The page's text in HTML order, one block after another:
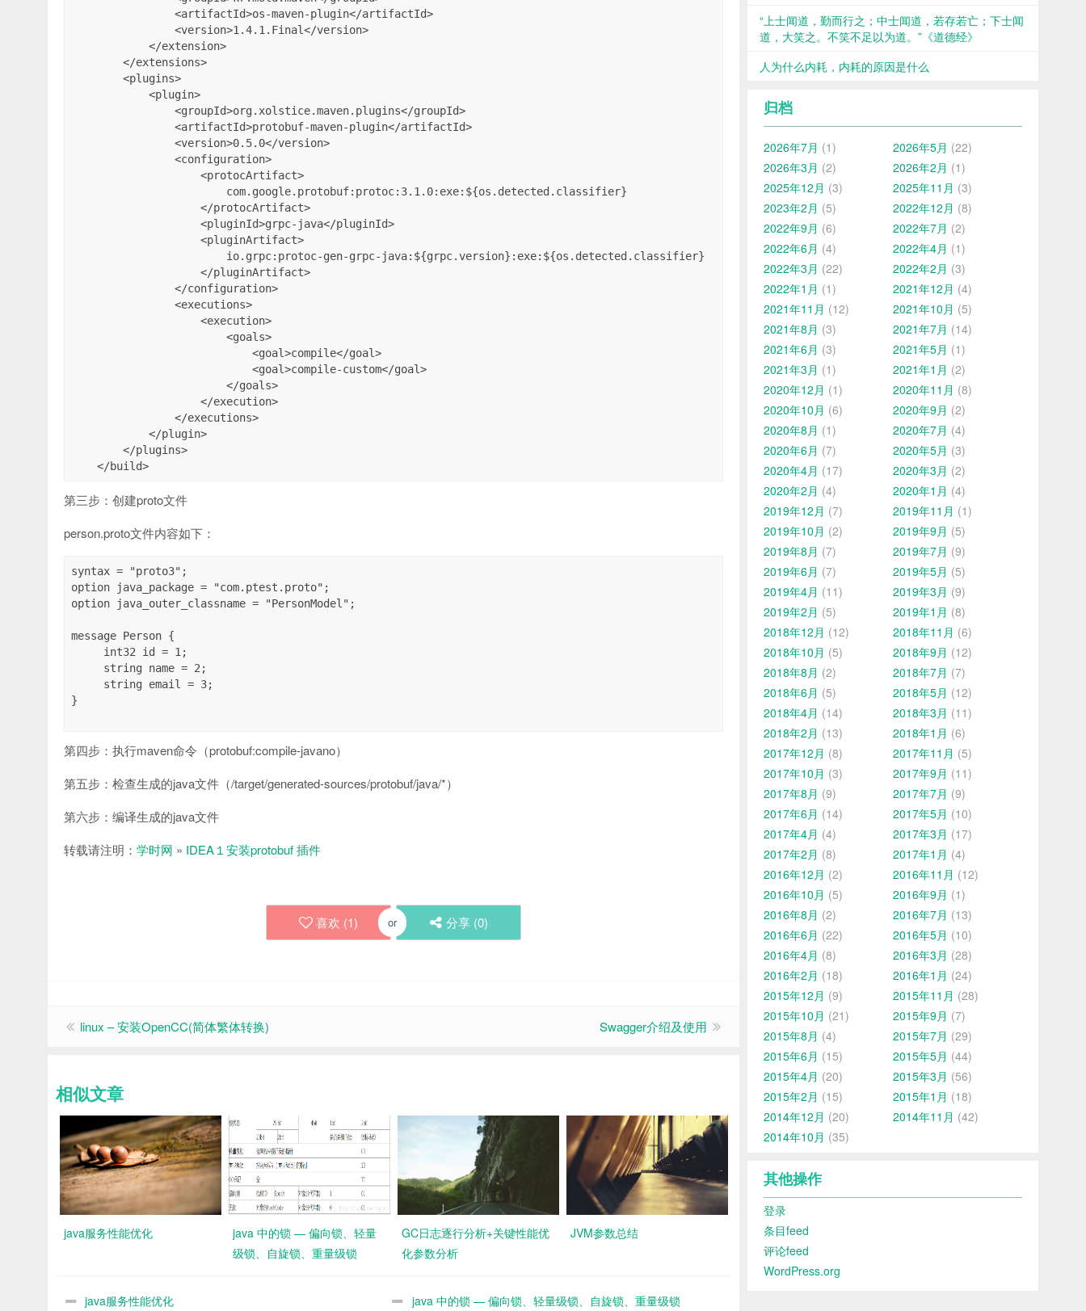
第三步：创建proto文件
person.proto文件内容如下：
syntax = "proto3";
option java_package = "com.ptest.proto";
option java_outer_classname = "PersonModel";
message Person {
}
第四步：执行maven命令（protobuf:compile-javano）
第五步：检查生成的java文件（/target/generated-sources/protobuf/java/*）
第六步：编译生成的java文件
转载请注明： 学时网 » IDEA１安装protobuf 插件
喜欢 (1) or 分享 (0)
linux – 安装OpenCC(简体繁体转换) Swagger介绍及使用
相似文章
java服务性能优化
java 中的锁 — 偏向锁、轻量
级锁、自旋锁、重量级锁
GC日志逐行分析+关键性能优
化参数分析
JVM参数总结
java服务性能优化 java 中的锁 — 偏向锁、轻量级锁、自旋锁、重量级锁
“上士闻道，勤而行之；中士闻道，若存若亡；下士闻
道，大笑之。不笑不足以为道。”《道德经》
人为什么内耗，内耗的原因是什么
归档
2026年7月 (1) 2026年5月 (22)
2026年3月 (2) 2026年2月 (1)
2025年12月 (3) 2025年11月 (3)
2023年2月 (5) 2022年12月 (8)
2022年9月 (6) 2022年7月 (2)
2022年6月 (4) 2022年4月 (1)
2022年3月 (22) 2022年2月 (3)
2022年1月 (1) 2021年12月 (4)
2021年11月 (12) 2021年10月 (5)
2021年8月 (3) 2021年7月 (14)
2021年6月 (3) 2021年5月 (1)
2021年3月 (1) 2021年1月 (2)
2020年12月 (1) 2020年11月 (8)
2020年10月 (6) 2020年9月 (2)
2020年8月 (1) 2020年7月 (4)
2020年6月 (7) 2020年5月 (3)
2020年4月 (17) 2020年3月 (2)
2020年2月 (4) 2020年1月 (4)
2019年12月 (7) 2019年11月 (1)
2019年10月 (2) 2019年9月 (5)
2019年8月 (7) 2019年7月 (9)
2019年6月 (7) 2019年5月 (5)
2019年4月 (11) 2019年3月 (9)
2019年2月 (5) 2019年1月 (8)
2018年12月 (12) 2018年11月 (6)
2018年10月 (5) 2018年9月 (12)
2018年8月 (2) 2018年7月 (7)
2018年6月 (5) 2018年5月 (12)
2018年4月 (14) 2018年3月 (11)
2018年2月 (13) 2018年1月 (6)
2017年12月 (8) 2017年11月 (5)
2017年10月 (3) 2017年9月 (11)
2017年8月 (9) 2017年7月 (9)
2017年6月 (14) 2017年5月 (10)
2017年4月 (4) 2017年3月 (17)
2017年2月 (8) 2017年1月 (4)
2016年12月 (2) 2016年11月 (12)
2016年10月 (5) 2016年9月 (1)
2016年8月 (2) 2016年7月 (13)
2016年6月 (22) 2016年5月 (10)
2016年4月 (8) 2016年3月 (28)
2016年2月 (18) 2016年1月 (24)
2015年12月 (9) 2015年11月 (28)
2015年10月 (21) 2015年9月 (7)
2015年8月 (4) 2015年7月 (29)
2015年6月 (15) 2015年5月 (44)
2015年4月 (20) 2015年3月 (56)
2015年2月 (15) 2015年1月 (18)
2014年12月 (20) 2014年11月 (42)
2014年10月 (35)
其他操作
登录
条目feed
评论feed
WordPress.org